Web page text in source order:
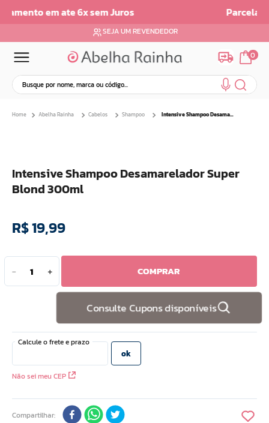
Parcelamento em até 6x sem juros
SEJA UM REVENDEDOR
0
Busque por nome, marca ou código...
Abelha Rainha Cabelos Shampoo Intensive Shampoo Desamarelador Super Blond 300ml
Intensive Shampoo Desamarelador Super
Blond 300ml
R$19,99
＋
－ COMPRAR
Consulte Cupons disponíveis
Não sei meu CEP
Compartilhar
4º
bom medico
5º
renovil
7º
creme
10º doce infancia